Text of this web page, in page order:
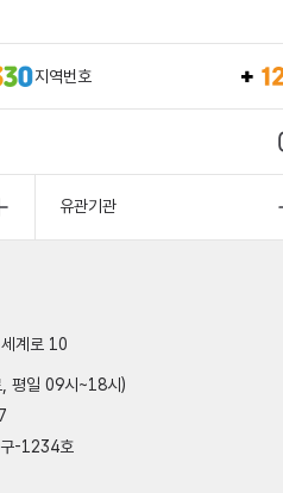
지역번호
유관기관
계로 10
평일 09시~18시)
-1234호